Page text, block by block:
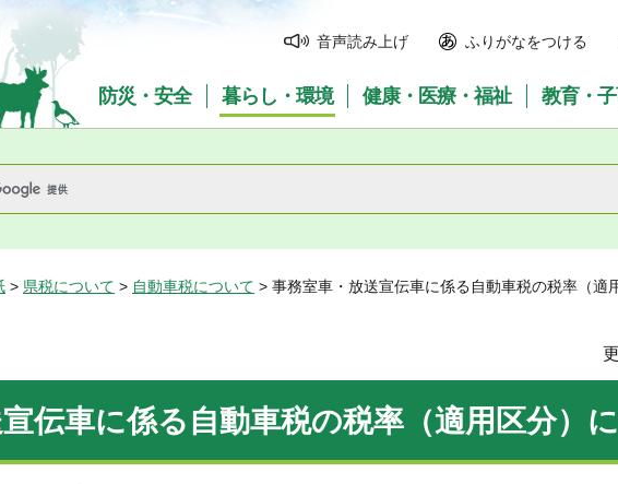
Nagano Prefecture
音声読み上げ ふりがなをつける
防災・安全 暮らし・環境 健康・医療・福祉 教育・
> 県税について > 自動車税について > 事務室車・放送宣伝車に係る自動車税の税率（適
伝車に係る自動車税の税率（適用区分）